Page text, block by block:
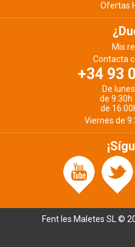
Ofertas
Mis
Contacta
+34 93
De
de 9:30h
de
Viernes de
Fent les Maletes SL ©